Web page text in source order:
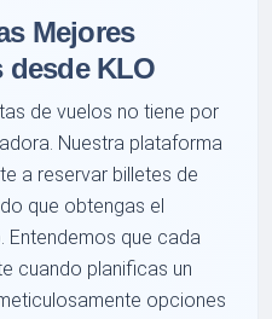
Mejores
desde KLO
de vuelos no tiene por
Nuestra plataforma
a reservar billetes de
que obtengas el
Entendemos que cada
cuando planificas un
opciones